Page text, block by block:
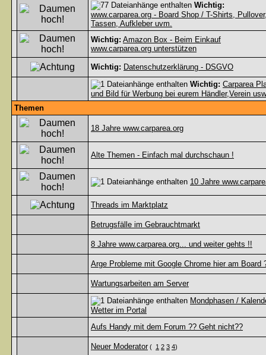
Wichtig:
www.carparea.org - Board Shop / T-Shirts,
Tassen, Aufkleber uvm.
Wichtig: Amazon Box - Beim Einkauf
www.carparea.org unterstützen
Wichtig: Datenschutzerklärung - DSGVO
Wichtig: Carparea
und Bild für Werbung bei eurem Händler,Verein
Themen
18 Jahre www.carparea.org
Alte Themen - Einfach mal durchschaun !
10 Jahre
Threads im Marktplatz
Betrugsfälle im Gebrauchtmarkt
8 Jahre www.carparea.org... und weiter gehts !!
Arge Probleme mit Google Chrome hier am Board
Wartungsarbeiten am Server
Mondphasen /
Wetter im Portal
Aufs Handy mit dem Forum ?? Geht nicht??
Neuer Moderator ( 1 2 3 4)